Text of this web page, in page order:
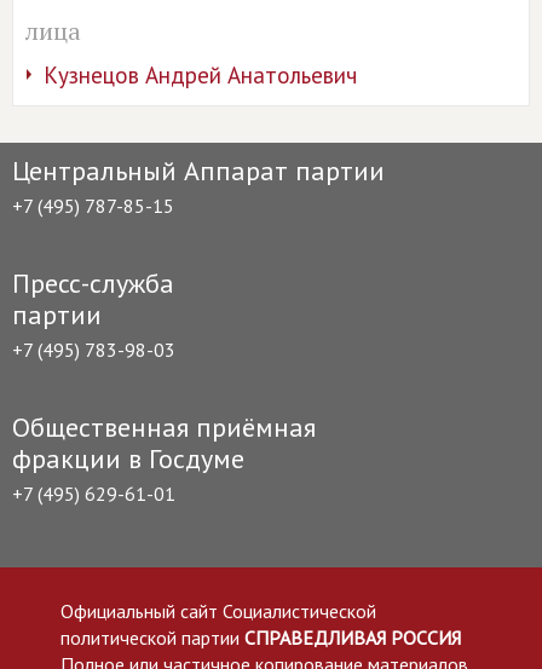
лица
Кузнецов Андрей Анатольевич
Центральный Аппарат партии
+7 (495) 787-85-15
Пресс-служба
партии
+7 (495) 783-98-03
Общественная приёмная
фракции в Госдуме
+7 (495) 629-61-01
Официальный сайт Социалистической
политической партии СПРАВЕДЛИВАЯ РОССИЯ
Полное или частичное копирование материалов